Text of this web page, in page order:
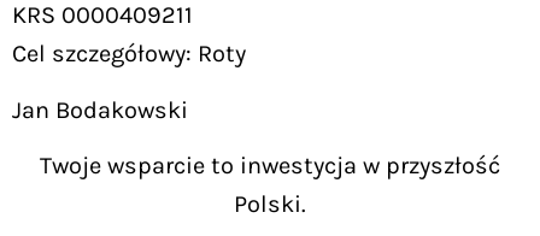
KRS 0000409211
Cel szczegółowy: Roty
Jan Bodakowski
Twoje wsparcie to inwestycja w przyszłość
Polski.